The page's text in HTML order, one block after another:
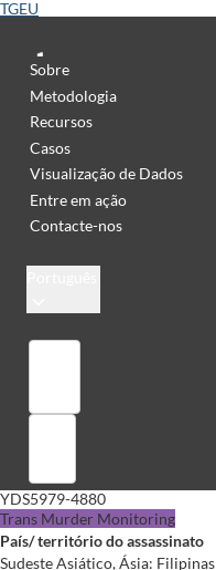
TGEU
Sobre
Metodologia
Recursos
Casos
Visualização de Dados
Entre em ação
Contacte-nos
YDS5979-4880
Trans Murder Monitoring
País/ território do assassinato
Sudeste Asiático, Ásia: Filipinas